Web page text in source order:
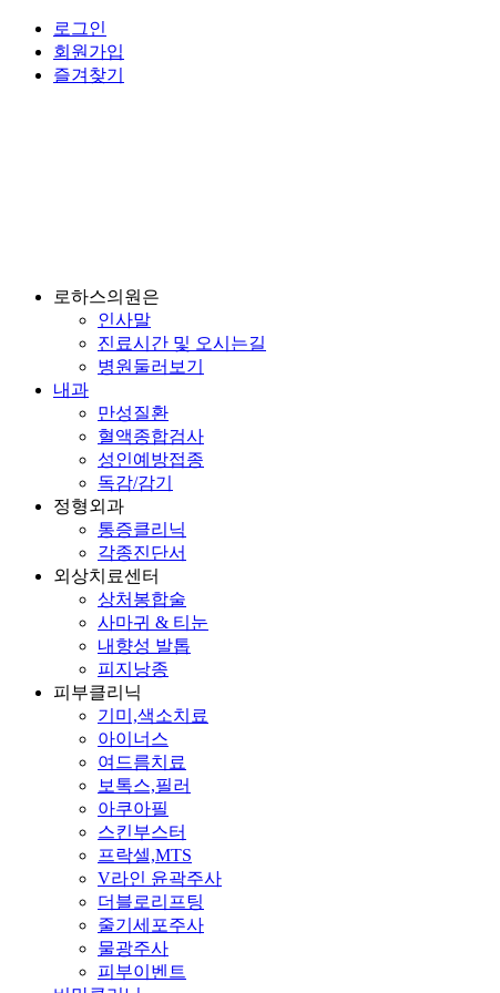
로그인
회원가입
즐겨찾기
로하스의원은
인사말
진료시간 및 오시는길
병원둘러보기
내과
만성질환
혈액종합검사
성인예방접종
독감/감기
정형외과
통증클리닉
각종진단서
외상치료센터
상처봉합술
사마귀 & 티눈
내향성 발톱
피지낭종
피부클리닉
기미,색소치료
아이너스
여드름치료
보톡스,필러
아쿠아필
스킨부스터
프락셀,MTS
V라인 윤곽주사
더블로리프팅
줄기세포주사
물광주사
피부이벤트